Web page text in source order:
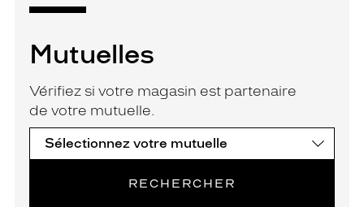
Mutuelles
Vérifiez si votre magasin est partenaire
de votre mutuelle.
RECHERCHER